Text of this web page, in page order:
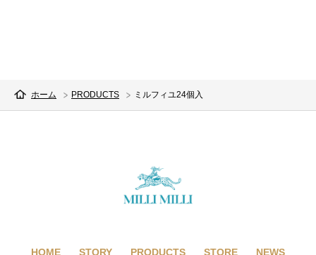
ホーム PRODUCTS ミルフィユ24個入
HOME STORY PRODUCTS STORE NEWS